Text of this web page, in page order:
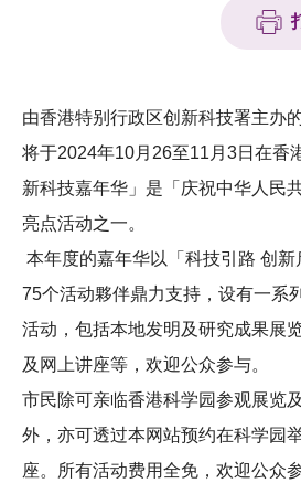
科技分享
会籍
由香港特别行政区创新科技署主办
将于2024年10月26至11月3日在香
新科技嘉年华」是「庆祝中华人民
亮点活动之一。
本年度的嘉年华以「科技引路 创
75个活动夥伴鼎力支持，设有一系
活动，包括本地发明及研究成果展
及网上讲座等，欢迎公众参与。
市民除可亲临香港科学园参观展览
外，亦可透过本网站预约在科学园
座。所有活动费用全免，欢迎公众